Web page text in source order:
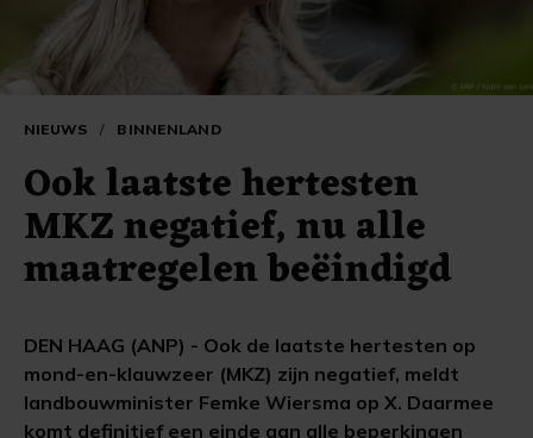
NIEUWS / BINNENLAND
Ook laatste hertesten
MKZ negatief, nu alle
maatregelen beëindigd
DEN HAAG (ANP) - Ook de laatste hertesten op
mond-en-klauwzeer (MKZ) zijn negatief, meldt
landbouwminister Femke Wiersma op X. Daarmee
komt definitief een einde aan alle beperkingen